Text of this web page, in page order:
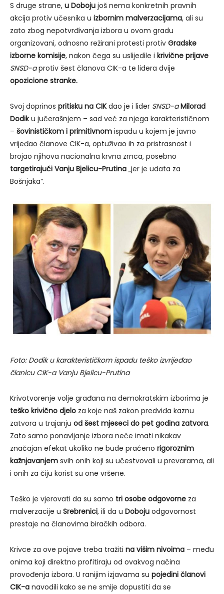
S druge strane, u Doboju još nema konkretnih pravnih
akcija protiv učesnika u izbornim malverzacijama, ali su
zato zbog nepotvrđivanja izbora u ovom gradu
organizovani, odnosno režirani protesti protiv Gradske
izborne komisije, nakon čega su uslijedile i krivične prijave
SNSD-aprotiv šest članova CIK-a te lidera dvije
opozicione stranke.
Svoj doprinos pritisku na CIKdao je i lider SNSD-a Milorad
Dodiku jučerašnjem – sad već za njega karakterističnom
– šovinističkom i primitivnom ispadu u kojem je javno
vrijeđao članove CIK-a, optuživao ih za pristrasnost i
brojao njihova nacionalna krvna zrnca, posebno
targetirajući Vanju Bjelicu-Prutina „jer je udata za
Bošnjaka“.
Foto: Dodik u karakterističkom ispadu teško izvrijeđao
članicu CIK-a Vanju Bjelicu-Prutina
Krivotvorenje volje građana na demokratskim izborima je
teško krivično djelo za koje naš zakon predviđa kaznu
zatvora u trajanju od šest mjeseci do pet godina zatvora.
Zato samo ponavljanje izbora neće imati nikakav
značajan efekat ukoliko ne bude praćeno rigoroznim
kažnjavanjem svih onih koji su učestvovali u prevarama, ali
i onih za čiju korist su one vršene.
Teško je vjerovati da su samo tri osobe odgovorne za
malverzacije u Srebrenici, ili da u Doboju odgovornost
prestaje na članovima biračkih odbora.
Krivce za ove pojave treba tražiti na višim nivoima – među
onima koji direktno profitiraju od ovakvog načina
provođenja izbora. U ranijim izjavama su pojedini članovi
CIK-a navodili kako se ne smije dopustiti da se